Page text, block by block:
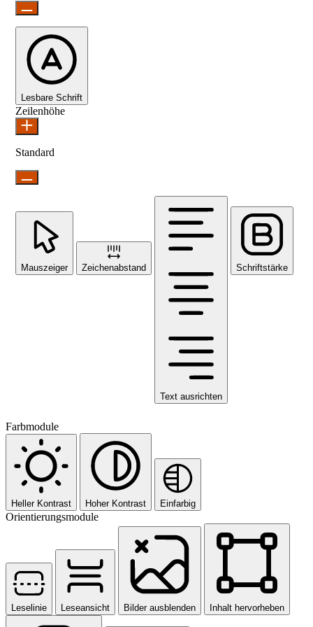
Lesbare Schrift
Zeilenhöhe
Standard
Mauszeiger Zeichenabstand
Text ausrichten
Schriftstärke
Farbmodule
Heller Kontrast Hoher Kontrast Einfarbig
Orientierungsmodule
Leselinie Leseansicht Bilder ausblenden Inhalt hervorheben